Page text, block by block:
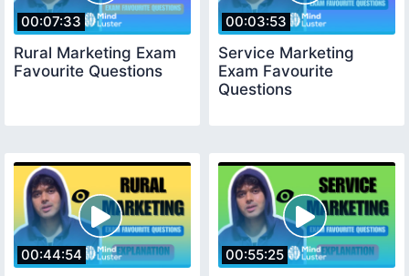
00:07:33
Rural Marketing Exam
Favourite Questions
00:03:53
Service Marketing
Exam Favourite
Questions
00:44:54 00:55:25